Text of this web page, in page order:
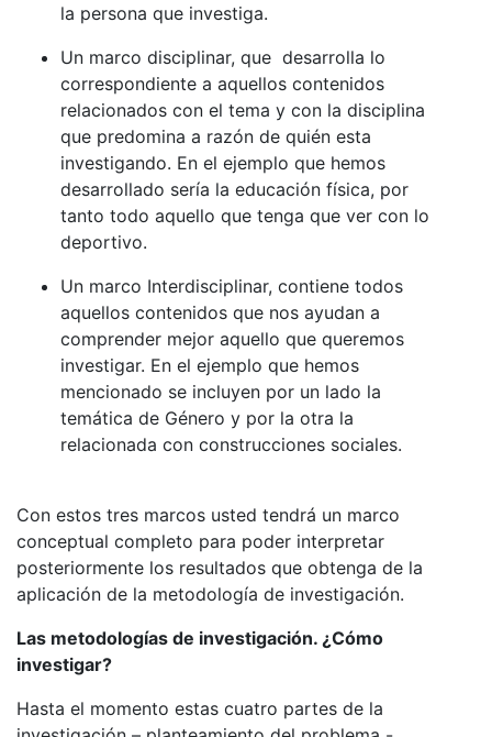
la persona que investiga.
Un marco disciplinar, que desarrolla lo
correspondiente a aquellos contenidos
relacionados con el tema y con la disciplina
que predomina a razón de quién esta
investigando. En el ejemplo que hemos
desarrollado sería la educación física, por
tanto todo aquello que tenga que ver con lo
deportivo.
Un marco Interdisciplinar, contiene todos
aquellos contenidos que nos ayudan a
comprender mejor aquello que queremos
investigar. En el ejemplo que hemos
mencionado se incluyen por un lado la
temática de Género y por la otra la
relacionada con construcciones sociales.
Con estos tres marcos usted tendrá un marco
conceptual completo para poder interpretar
posteriormente los resultados que obtenga de la
aplicación de la metodología de investigación.
Las metodologías de investigación. ¿Cómo
investigar?
Hasta el momento estas cuatro partes de la